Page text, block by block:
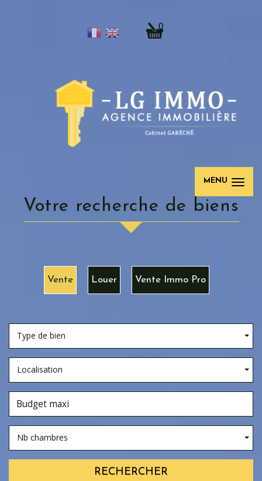
0
MENU
votre recherche de biens
Vente Louer Vente Immo Pro
Type de bien
Localisation
Nb chambres
RECHERCHER